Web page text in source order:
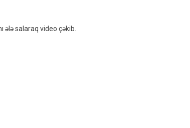
ələ salaraq video çəkib.